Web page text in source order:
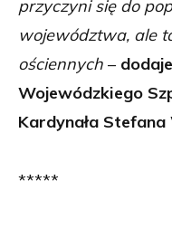
przyczyni się do
województwa, ale
ościennych –
Wojewódzkiego
Kardynała
*****